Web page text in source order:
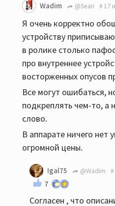
Wadim @Sean 17
Я очень корректно
устройству
в ролике столько
про внутреннее
восторженных опусов
Все могут ошибаться,
подкреплять чем-то, а
слово.
В аппарате ничего нет
огромной цены.
Igal75 @Wadim
7
Согласен , что